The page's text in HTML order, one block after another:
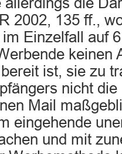
2002, 135 ff.,
Einzelfall auf
keinen
ist, sie zu
nicht
Mail
eingehende
und mit